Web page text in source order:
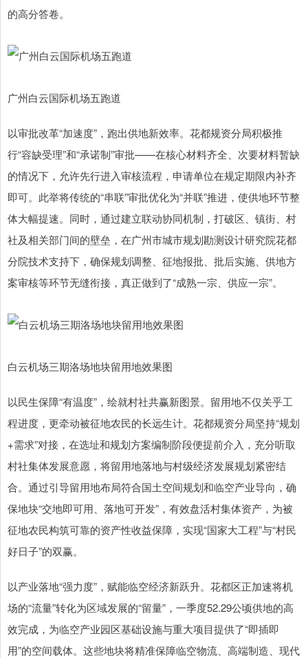
的高分答卷。
广州白云国际机场五跑道
以审批改革“加速度”，跑出供地新效率。花都规资分局积极推
行“容缺受理”和“承诺制”审批——在核心材料齐全、次要材料暂缺
的情况下，允许先行进入审核流程，申请单位在规定期限内补齐
即可。此举将传统的“串联”审批优化为“并联”推进，使供地环节整
体大幅提速。同时，通过建立联动协同机制，打破区、镇街、村
社及相关部门间的壁垒，在广州市城市规划勘测设计研究院花都
分院技术支持下，确保规划调整、征地报批、批后实施、供地方
案审核等环节无缝衔接，真正做到了“成熟一宗、供应一宗”。
白云机场三期洛场地块留用地效果图
以民生保障“有温度”，绘就村社共赢新图景。留用地不仅关乎工
程进度，更牵动被征地农民的长远生计。花都规资分局坚持“规划
+需求”对接，在选址和规划方案编制阶段便提前介入，充分听取
村社集体发展意愿，将留用地落地与村级经济发展规划紧密结
合。通过引导留用地布局符合国土空间规划和临空产业导向，确
保地块“交地即可用、落地可开发”，有效盘活村集体资产，为被
征地农民构筑可靠的资产性收益保障，实现“国家大工程”与“村民
好日子”的双赢。
以产业落地“强力度”，赋能临空经济新跃升。花都区正加速将机
场的“流量”转化为区域发展的“留量”，一季度52.29公顷供地的高
效完成，为临空产业园区基础设施与重大项目提供了“即插即
用”的空间载体。这些地块将精准保障临空物流、高端制造、现代